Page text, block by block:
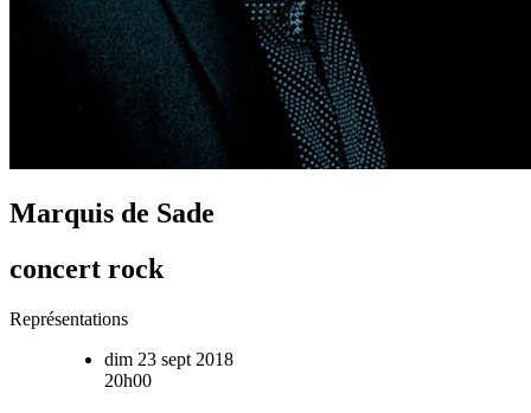
Marquis de Sade
concert rock
Représentations
dim 23 sept 2018
20h00